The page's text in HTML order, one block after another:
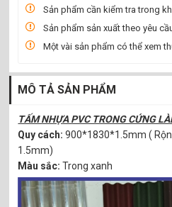
Sản phẩm cần kiểm tra trong
Sản phẩm sản xuất theo yêu
Một vài sản phẩm có thể xem
MÔ TẢ SẢN PHẨM
TẤM NHỰA PVC TRONG CỨNG
Quy cách: 900*1830*1.5mm (
1.5mm)
Màu sắc: Trong xanh